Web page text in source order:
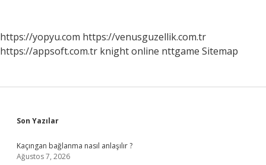
https://yopyu.com https://venusguzellik.com.tr
https://appsoft.com.tr knight online nttgame Sitemap
Sidebar
Son Yazılar
Kaçıngan bağlanma nasıl anlaşılır ?
Ağustos 7, 2026